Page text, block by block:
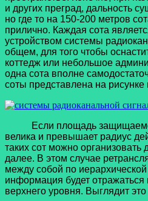
и других преград, дальность
но где то на 150-200 метров
прилично. Каждая сота
устройством системы
общем, для того чтобы
коттедж или небольшое
одна сота вполне
соты представлена на рисунке
Если площадь
велика и превышает радиус
таких сот можно организовать
далее. В этом случае
между собой по
информация будет отражаться
верхнего уровня. Выглядит